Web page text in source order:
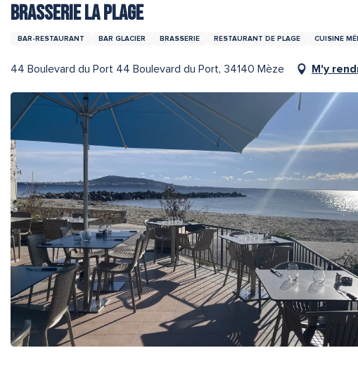
BRASSERIE LA PLAGE
BAR-RESTAURANT BAR GLACIER BRASSERIE RESTAURANT DE PLAGE CUISINE
44 Boulevard du Port 44 Boulevard du Port, 34140 Mèze M'y